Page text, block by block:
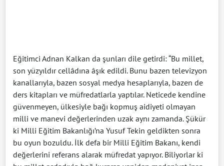
Eğitimci Adnan Kalkan da şunları dile getirdi: “Bu millet,
son yüzyıldır cellâdına âşık edildi. Bunu bazen televizyon
kanallarıyla, bazen sosyal medya hesaplarıyla, bazen de
ders kitapları ve müfredatlarla yaptılar. Neticede kendine
güvenmeyen, ülkesiyle bağı kopmuş aidiyeti olmayan
milli ve manevi değerlerinden uzak aynı zamanda. Şükür
ki Milli Eğitim Bakanlığı’na Yusuf Tekin geldikten sonra
bu oyun bozuldu. İlk defa bir Milli Eğitim Bakanı, kendi
değerlerini referans alarak müfredat yapıyor. Biliyorlar ki